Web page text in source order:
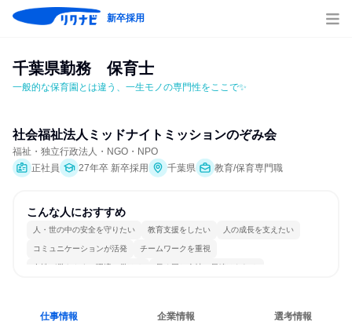
新卒採用
千葉県勤務　保育士
一般的な保育園とは違う、一生モノの専門性をここで✨
社会福祉法人ミッドナイトミッションのぞみ会
福祉・独立行政法人・NGO・NPO
正社員
27年卒 新卒採用 千葉県 教育/保育専門職
こんな人におすすめ
人・世の中の安全を守りたい 教育支援をしたい 人の成長を支えたい
コミュニケーションが活発 チームワークを重視
女性が働きやすい環境で働ける 長く同じ会社に居続けられる
仕事情報 企業情報 選考情報